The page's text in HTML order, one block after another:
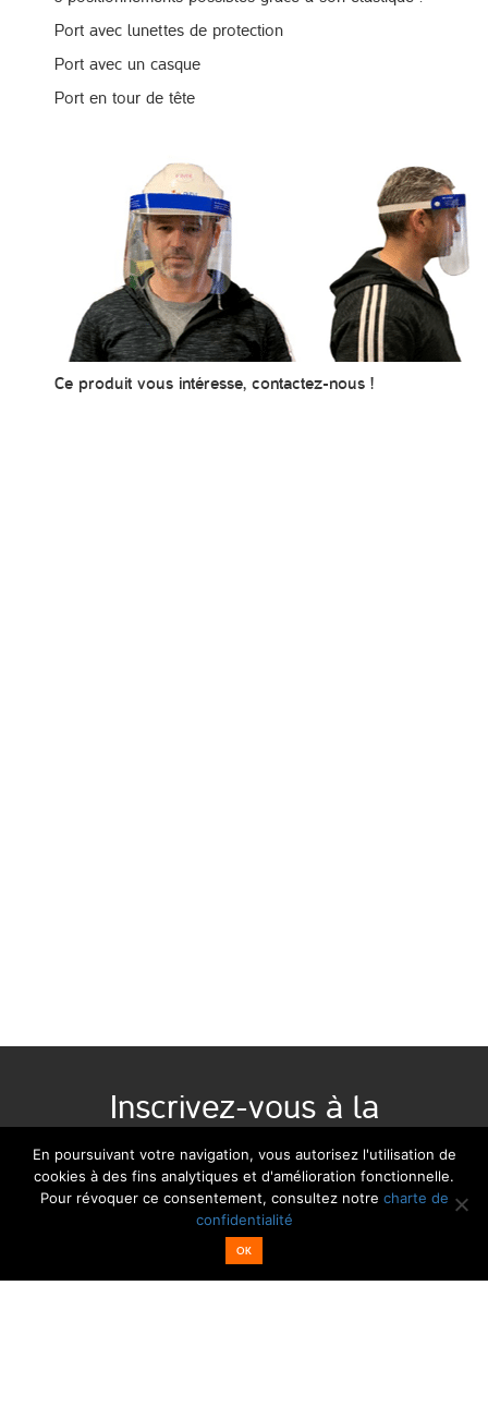
Port avec lunettes de protection
Port avec un casque
Port en tour de tête
Ce produit vous intéresse, contactez-nous !
Inscrivez-vous à la
newsletter :
Email* Nom
En poursuivant votre navigation, vous autorisez l'utilisation de
cookies à des fins analytiques et d'amélioration fonctionnelle.
Pour révoquer ce consentement, consultez notre charte de
confidentialité
OK